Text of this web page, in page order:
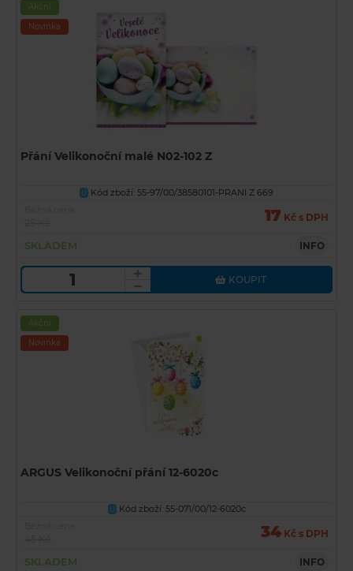
Akční
Novinka
Přání Velikonoční malé N02-102 Z
U
Kód zboží: 55-97/00/38580101-PRANI Z 669
17 Kč s DPH
SKLADEM INFO
KOUPIT
Akční
Novinka
ARGUS Velikonoční přání 12-6020c
U Kód zboží: 55-071/00/12-6020c
34 Kč s DPH
SKLADEM INFO